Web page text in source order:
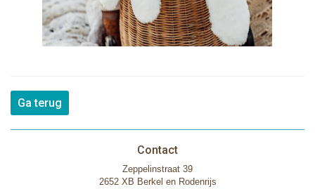
Ga terug
Contact
Zeppelinstraat 39
2652 XB Berkel en Rodenrijs